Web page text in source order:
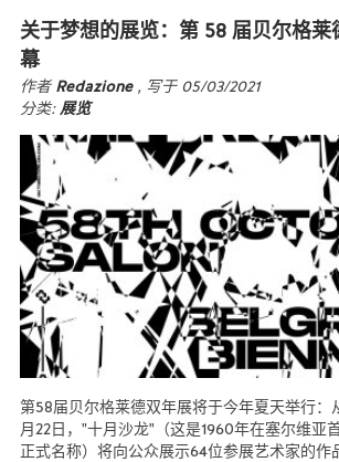
关于梦想的展览：第 58 届贝尔格莱
幕
作者 Redazione , 写于 05/03/2021
分类:展览
第58届贝尔格莱德双年展将于今年夏天举行：
月22日，"十月沙龙"（这是1960年在塞尔维亚
正式名称）将向公众展示64位参展艺术家的作